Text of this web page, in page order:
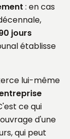
: en cas
jours
établisse
lui-même
ce qui
d'une
qui peut